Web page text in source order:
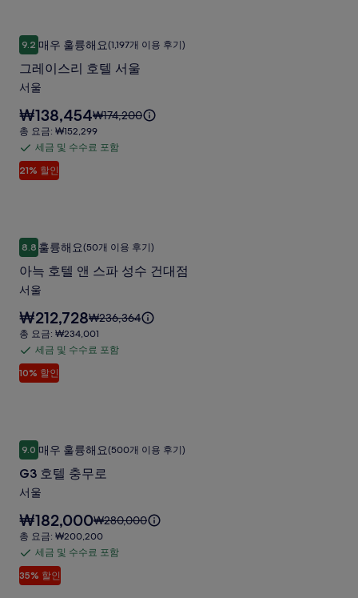
한
자
세
정
보
를
확
함
그
레
이
스
리
호
텔
서
진
갤
러
9.210점 만점 중 9.2점, 매우 훌륭해요, (1,197개 이용 후기)
매우 훌륭해요(1,197개 이용 후기)
그레이스리 호텔 서울
서울
21% 할인
요
금
은
₩138,454
입
니
₩138,454요
금
은
금
대
세
한
정
세
요.
₩174,200
총
요
금:
₩152,299
총 요금: ₩152,299
세
금
료
포
함
세금 및 수수료 포함
그레이스리 호텔 서울
아
늑
호
텔
앤
스
파
성
대
점
사
갤
러
리
8.810점 만점 중 8.8점, 훌륭해요, (50개 이용 후기)
훌륭해요(50개 이용 후기)
아늑 호텔 앤 스파 성수 건대점
서울
10% 할인
요
금
은
₩212,728
입
니
₩212,728요
금
은
금
대
세
한
정
₩236,364
총
요
금:
₩234,001
총 요금: ₩234,001
세
금
료
포
함
세금 및 수수료 포함
아늑 호텔 앤 스파 성수 건대점
G3
호
텔
충
무
로
사
진
9.010점 만점 중 9.0점, 매우 훌륭해요, (500개 이용 후기)
매우 훌륭해요(500개 이용 후기)
G3 호텔 충무로
서울
35% 할인
요
금
은
₩182,000
입
니
₩182,000요
금
은
₩280,000
총
요
금:
₩200,200
총 요금: ₩200,200
세
금
세금 및 수수료 포함
G3 호텔 충무로